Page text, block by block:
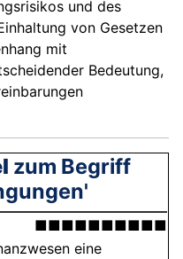
und des
von Gesetzen
mit
Bedeutung,
zum Begriff
■■■■■■■■■■
eine